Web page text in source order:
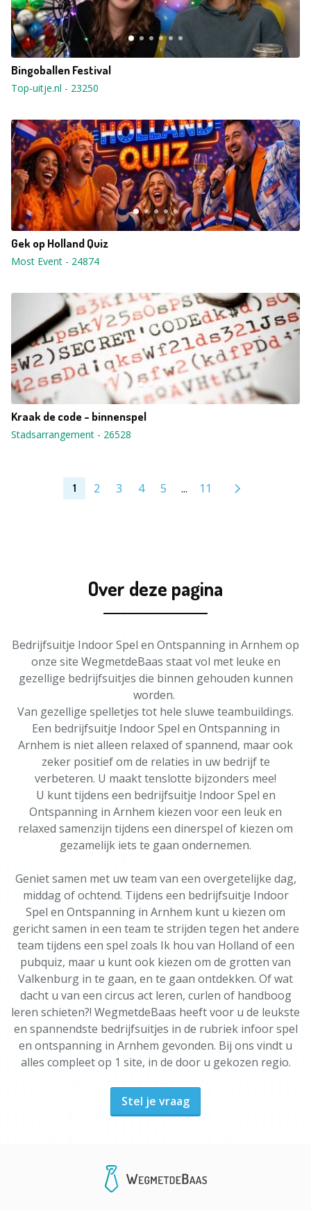
Bingoballen Festival
Top-uitje.nl - 23250
Gek op Holland Quiz
Most Event - 24874
Kraak de code - binnenspel
Stadsarrangement - 26528
1 2 3 4 5 ... 11
Over deze pagina
Bedrijfsuitje Indoor Spel en Ontspanning in Arnhem op
onze site WegmetdeBaas staat vol met leuke en
gezellige bedrijfsuitjes die binnen gehouden kunnen
worden.
Van gezellige spelletjes tot hele sluwe teambuildings.
Een bedrijfsuitje Indoor Spel en Ontspanning in
Arnhem is niet alleen relaxed of spannend, maar ook
zeker positief om de relaties in uw bedrijf te
verbeteren. U maakt tenslotte bijzonders mee!
U kunt tijdens een bedrijfsuitje Indoor Spel en
Ontspanning in Arnhem kiezen voor een leuk en
relaxed samenzijn tijdens een dinerspel of kiezen om
gezamelijk iets te gaan ondernemen.
Geniet samen met uw team van een overgetelijke dag,
middag of ochtend. Tijdens een bedrijfsuitje Indoor
Spel en Ontspanning in Arnhem kunt u kiezen om
gericht samen in een team te strijden tegen het andere
team tijdens een spel zoals Ik hou van Holland of een
pubquiz, maar u kunt ook kiezen om de grotten van
Valkenburg in te gaan, en te gaan ontdekken. Of wat
dacht u van een circus act leren, curlen of handboog
leren schieten?! WegmetdeBaas heeft voor u de leukste
en spannendste bedrijfsuitjes in de rubriek infoor spel
en ontspanning in Arnhem gevonden. Bij ons vindt u
alles compleet op 1 site, in de door u gekozen regio.
Stel je vraag